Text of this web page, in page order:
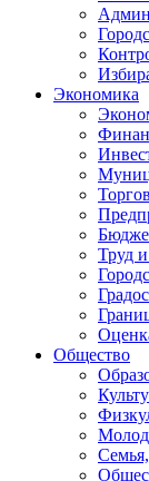
Экономика
Труд и
Общество